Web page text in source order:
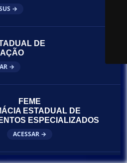
→
DE
→
FEME
ESTADUAL DE
ESPECIALIZADOS
ACESSAR →